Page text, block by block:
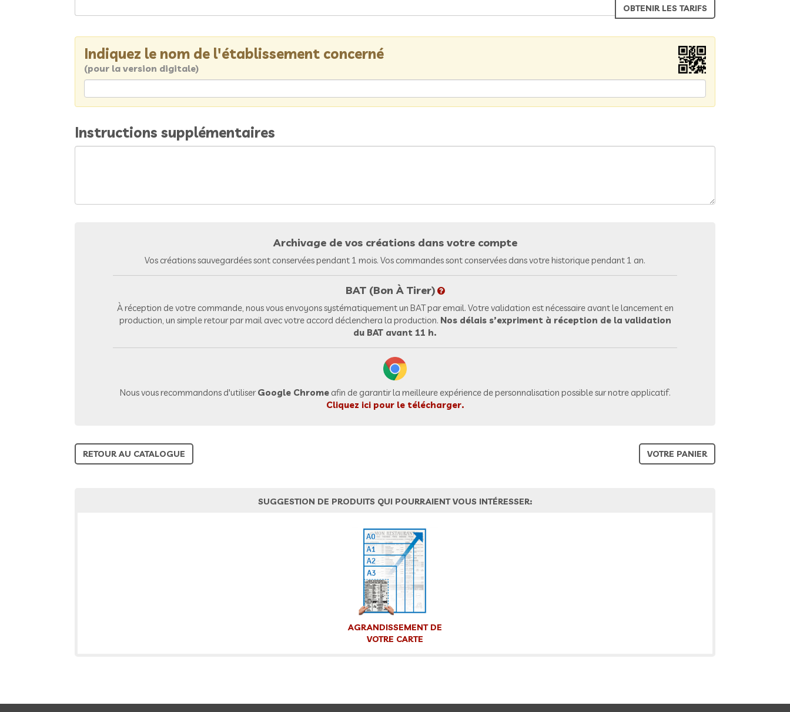
Indiquez le nom de l'établissement concerné
(pour la version digitale)
Instructions supplémentaires
Archivage de vos créations dans votre compte
Vos créations sauvegardées sont conservées pendant 1 mois. Vos commandes sont conservées dans votre historique pendant 1 an.
BAT (Bon À Tirer)
À réception de votre commande, nous vous envoyons systématiquement un BAT par email. Votre validation est nécessaire avant le lancement en
production, un simple retour par mail avec votre accord déclenchera la production. Nos délais s’expriment à réception de la validation
du BAT avant 11 h.
Nous vous recommandons d'utiliserGoogle Chromeafin de garantir la meilleure expérience de personnalisation possible sur notre applicatif.
Cliquez ici pour le télécharger.
RETOUR AU CATALOGUE VOTRE PANIER
SUGGESTION DE PRODUITS QUI POURRAIENT VOUS INTÉRESSER:
AGRANDISSEMENT DE
VOTRE CARTE